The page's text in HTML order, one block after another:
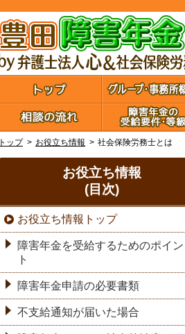
トップ お役立ち情報 社会保険労務士とは
お役立ち情報
(目次)
お役立ち情報トップ
障害年金を受給するためのポイン
ト
障害年金申請の必要書類
不支給通知が届いた場合